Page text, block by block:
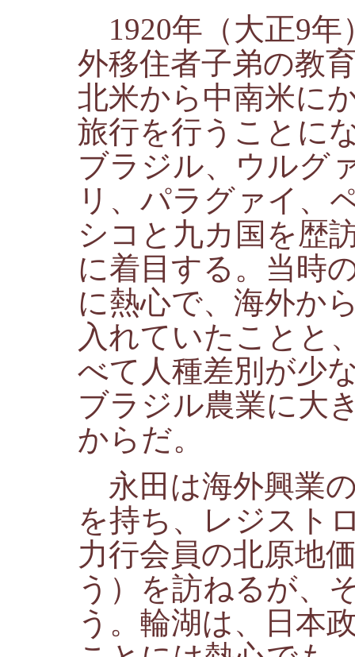
1920年（大正9年
外移住者子弟の教
北米から中南米に
旅行を行うことに
ブラジル、ウルグ
リ、パラグァイ、
シコと九カ国を歴
に着目する。当時
に熱心で、海外か
入れていたことと
べて人種差別が少
ブラジル農業に大
からだ。
永田は海外興業
を持ち、レジスト
力行会員の北原地
う）を訪ねるが、
う。輪湖は、日本